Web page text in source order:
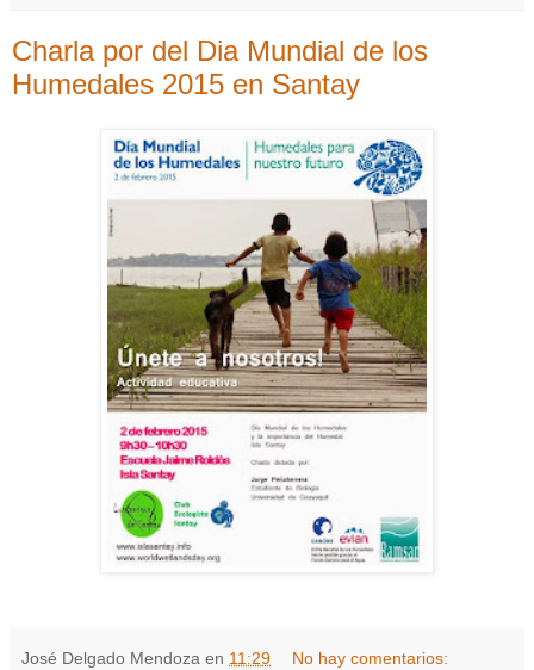
Charla por del Dia Mundial de los
Humedales 2015 en Santay
José Delgado Mendoza en 11:29 No hay comentarios: